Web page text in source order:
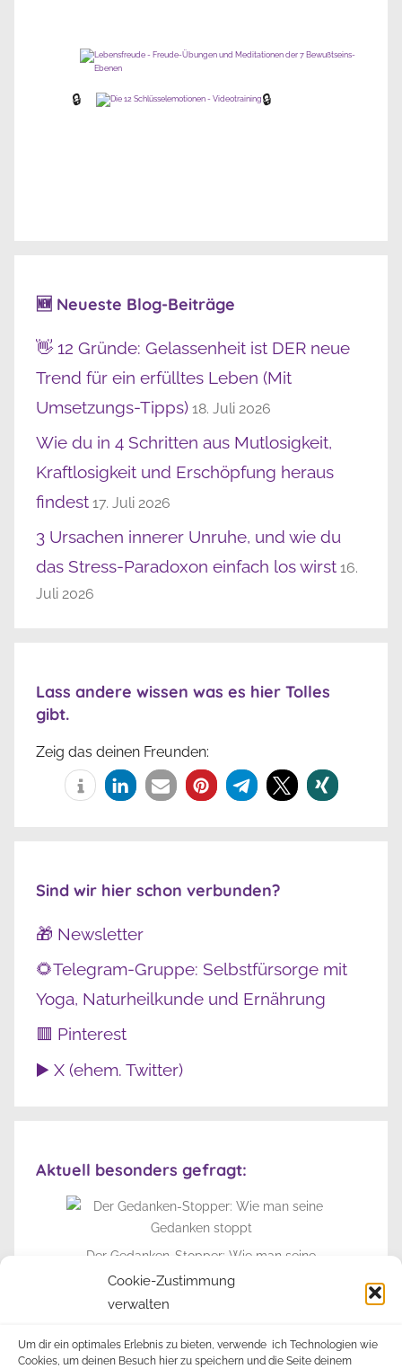
Cookie-Zustimmung
verwalten
Um dir ein optimales Erlebnis zu bieten, verwende ich Technologien wie
Cookies, um deinen Besuch hier zu speichern und die Seite deinem
🔒 🔒
🆕 Neueste Blog-Beiträge
👋 12 Gründe: Gelassenheit ist DER neue
Trend für ein erfülltes Leben (Mit
Umsetzungs-Tipps) 18. Juli 2026
Wie du in 4 Schritten aus Mutlosigkeit,
Kraftlosigkeit und Erschöpfung heraus
findest 17. Juli 2026
3 Ursachen innerer Unruhe, und wie du
das Stress-Paradoxon einfach los wirst 16.
Juli 2026
Lass andere wissen was es hier Tolles
gibt.
Zeig das deinen Freunden:
Sind wir hier schon verbunden?
🎁 Newsletter
🌻Telegram-Gruppe: Selbstfürsorge mit
Yoga, Naturheilkunde und Ernährung
🟥 Pinterest
▶️ X (ehem. Twitter)
Aktuell besonders gefragt:
Der Gedanken-Stopper: Wie man seine
Gedanken stoppt
► Zur Info-Seite